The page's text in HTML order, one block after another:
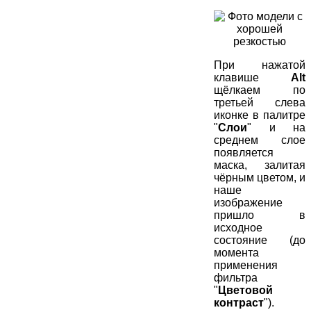
При нажатой
клавише Alt
щёлкаем по
третьей слева
иконке в палитре
"Слои" и на
среднем слое
появляется
маска, залитая
чёрным цветом, и
наше
изображение
пришло в
исходное
состояние (до
момента
применения
фильтра
" Цветовой
контраст").